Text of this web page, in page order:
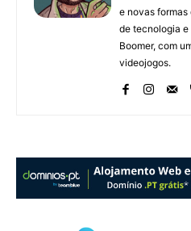
e novas
de tecnologia
Boomer, com
videojogos.